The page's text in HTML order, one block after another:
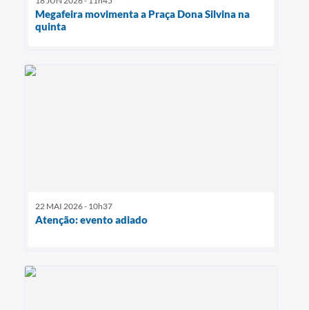
Megafeira movimenta a Praça Dona Silvina na
quinta
22 MAI 2026 - 10h37
Atenção: evento adiado